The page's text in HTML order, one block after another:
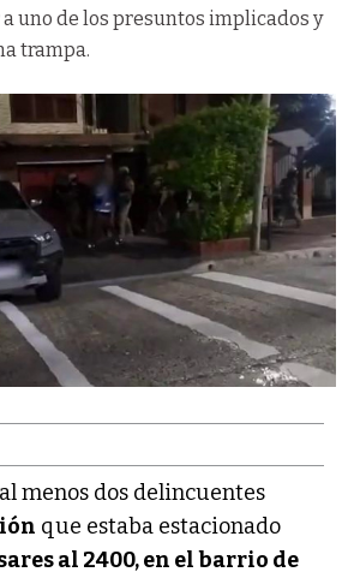
uno de los presuntos implicados y
trampa.
menos dos delincuentes
que estaba estacionado
al 2400, en el barrio de